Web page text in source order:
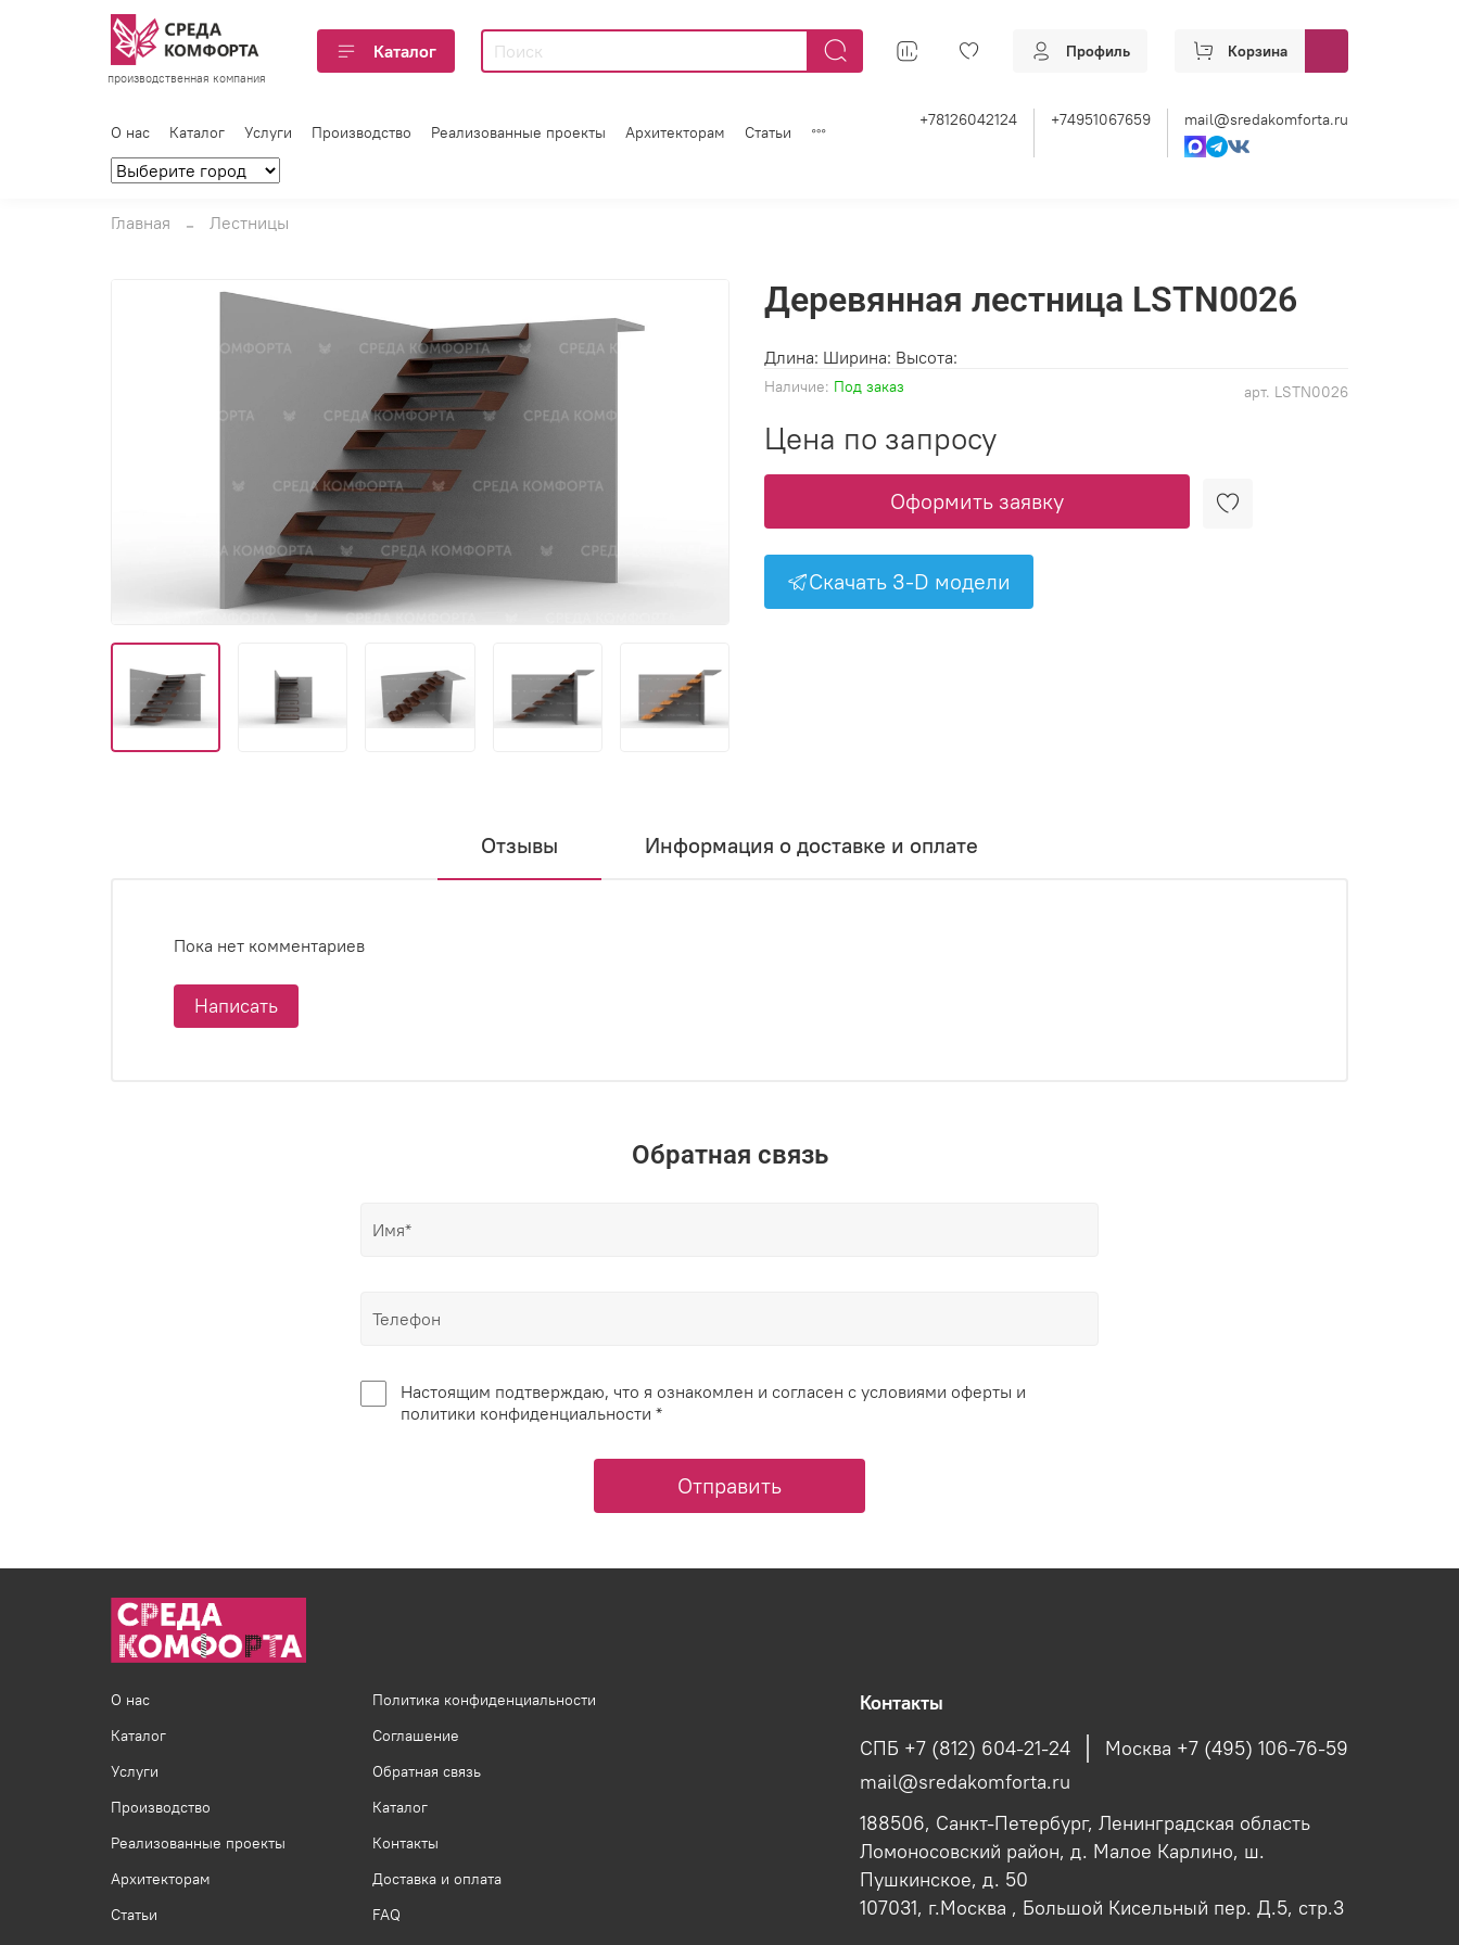
производственная компания
Каталог Профиль Корзина
О нас Каталог Услуги Производство Реализованные проекты Архитекторам Статьи
+78126042124 +74951067659 mail@sredakomforta.ru
Главная Лестницы
арт. LSTN0026
Наличие: Под заказ
Деревянная лестница LSTN0026
Цена по запросу
Оформить заявку
Скачать 3-D модели
Длина: Ширина: Высота:
Отзывы Информация о доставке и оплате
Пока нет комментариев
Написать
Обратная связь
Настоящим подтверждаю, что я ознакомлен и согласен с условиями оферты и
политики конфиденциальности *
Отправить
О нас
Каталог
Услуги
Производство
Реализованные проекты
Архитекторам
Статьи
Политика конфиденциальности
Соглашение
Обратная связь
Каталог
Контакты
Доставка и оплата
FAQ
Контакты
СПБ +7 (812) 604-21-24
Москва +7 (495) 106-76-59
mail@sredakomforta.ru
188506, Санкт-Петербург, Ленинградская область
Ломоносовский район, д. Малое Карлино, ш.
Пушкинское, д. 50
107031, г.Москва , Большой Кисельный пер. Д.5, стр.3